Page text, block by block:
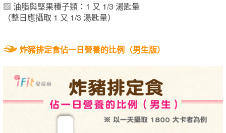
▨ 油脂與堅果種子類：1 又 1/3 湯匙量
（整日應攝取 1 又 1/3 湯匙量）
炸豬排定食佔一日營養的比例（男生版）